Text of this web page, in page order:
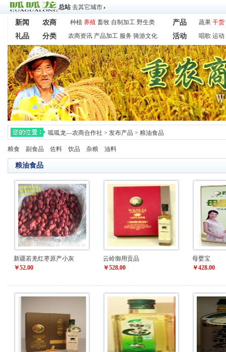
总站 去其它城市
新闻 农商 种植 养殖 畜牧 自制加工 野生类 产品 蔬果 干货
礼品 分类 农商资讯 产品加工 服务 骑游文化 活动 唱歌 运动
呱呱龙—农商合作社 > 发布产品 > 粮油食品
粮食 副食品 佐料 饮品 杂粮 油料
粮油食品
新疆若羌红枣原产小灰
￥52.00
云岭御用贡品
￥528.00
母婴宝
￥428.00